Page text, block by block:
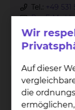
Tel.: +49 531
Per E-Mail
mehr
Celler Straße
Wir
Auf dieser
die